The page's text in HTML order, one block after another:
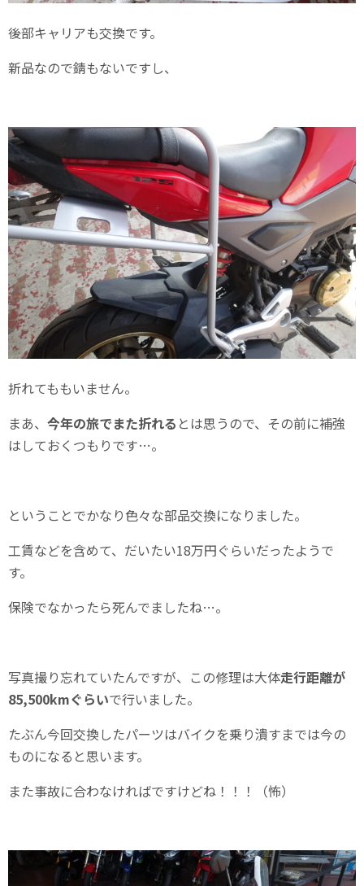
後部キャリアも交換です。
新品なので錆もないですし、
折れてももいません。
まあ、 今年の旅でまた折れる とは思うので、その前に補強
はしておくつもりです…。
ということでかなり色々な部品交換になりました。
工賃などを含めて、だいたい18万円ぐらいだったようで
す。
保険でなかったら死んでましたね…。
写真撮り忘れていたんですが、この修理は大体走行距離が
85,500kmぐらいで行いました。
たぶん今回交換したパーツはバイクを乗り潰すまでは今の
ものになると思います。
また事故に合わなければですけどね！！！（怖）